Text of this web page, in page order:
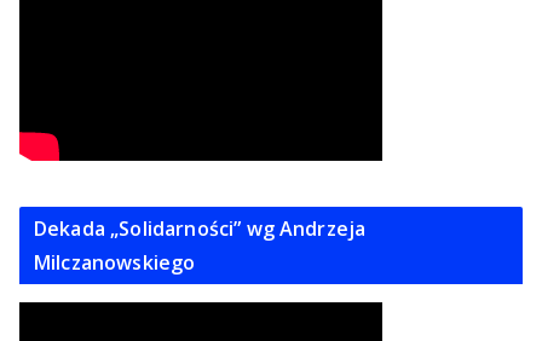
Dekada „Solidarności” wg Andrzeja
Milczanowskiego